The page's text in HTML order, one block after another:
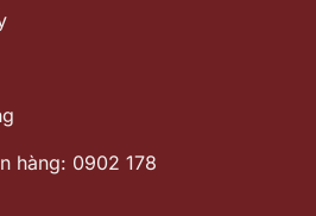
hàng: 0902 178